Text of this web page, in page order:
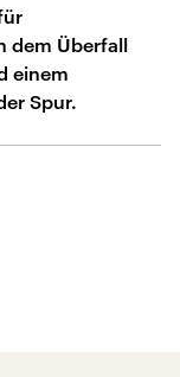
dem Überfall
einem
Spur.